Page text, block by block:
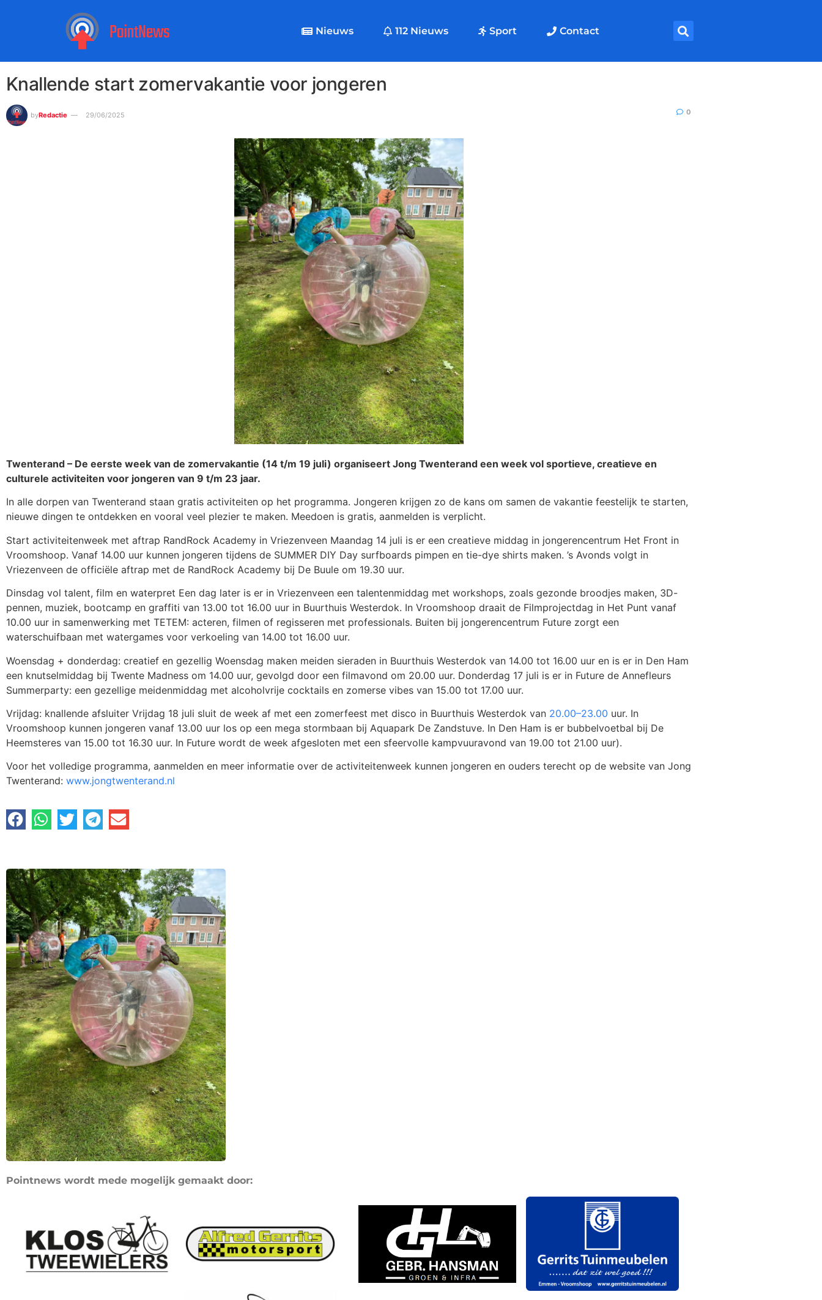
Nieuws 112 Nieuws Sport Contact
Knallende start zomervakantie voor jongeren
byRedactie 29/06/2025 0
Twenterand – De eerste week van de zomervakantie (14 t/m 19 juli) organiseert Jong Twenterand een week vol sportieve, creatieve en
culturele activiteiten voor jongeren van 9 t/m 23 jaar.
In alle dorpen van Twenterand staan gratis activiteiten op het programma. Jongeren krijgen zo de kans om samen de vakantie feestelijk te starten,
nieuwe dingen te ontdekken en vooral veel plezier te maken. Meedoen is gratis, aanmelden is verplicht.
Start activiteitenweek met aftrap RandRock Academy in Vriezenveen Maandag 14 juli is er een creatieve middag in jongerencentrum Het Front in
Vroomshoop. Vanaf 14.00 uur kunnen jongeren tijdens de SUMMER DIY Day surfboards pimpen en tie-dye shirts maken. ’s Avonds volgt in
Vriezenveen de officiële aftrap met de RandRock Academy bij De Buule om 19.30 uur.
Dinsdag vol talent, film en waterpret Een dag later is er in Vriezenveen een talentenmiddag met workshops, zoals gezonde broodjes maken, 3D-
pennen, muziek, bootcamp en graffiti van 13.00 tot 16.00 uur in Buurthuis Westerdok. In Vroomshoop draait de Filmprojectdag in Het Punt vanaf
10.00 uur in samenwerking met TETEM: acteren, filmen of regisseren met professionals. Buiten bij jongerencentrum Future zorgt een
waterschuifbaan met watergames voor verkoeling van 14.00 tot 16.00 uur.
Woensdag + donderdag: creatief en gezellig Woensdag maken meiden sieraden in Buurthuis Westerdok van 14.00 tot 16.00 uur en is er in Den Ham
een knutselmiddag bij Twente Madness om 14.00 uur, gevolgd door een filmavond om 20.00 uur. Donderdag 17 juli is er in Future de Annefleurs
Summerparty: een gezellige meidenmiddag met alcoholvrije cocktails en zomerse vibes van 15.00 tot 17.00 uur.
Vrijdag: knallende afsluiter Vrijdag 18 juli sluit de week af met een zomerfeest met disco in Buurthuis Westerdok van 20.00–23.00 uur. In
Vroomshoop kunnen jongeren vanaf 13.00 uur los op een mega stormbaan bij Aquapark De Zandstuve. In Den Ham is er bubbelvoetbal bij De
Heemsteres van 15.00 tot 16.30 uur. In Future wordt de week afgesloten met een sfeervolle kampvuuravond van 19.00 tot 21.00 uur).
Voor het volledige programma, aanmelden en meer informatie over de activiteitenweek kunnen jongeren en ouders terecht op de website van Jong
Twenterand: www.jongtwenterand.nl
Pointnews wordt mede mogelijk gemaakt door: